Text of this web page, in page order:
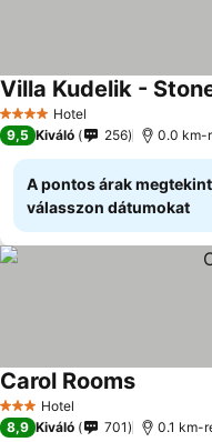
4 KategóriaHotel
Villa Kudelik -
9,5 Kiváló 256 0.0 km-
A pontos árak
válasszon dátumokat
3 Kategória
Hotel
Carol Rooms
8,9 Kiváló 701 0.1 km-